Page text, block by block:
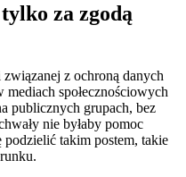
za zgodą
z ochroną danych
społecznościowych
publicznych grupach, bez
nie byłaby pomoc
podzielić takim postem, takie